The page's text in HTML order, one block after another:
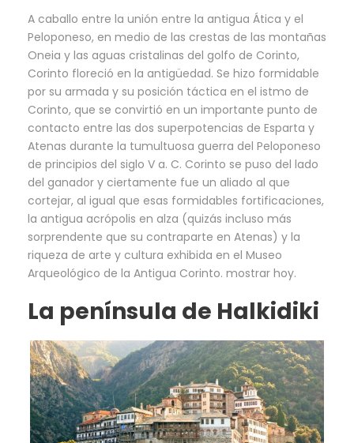
A caballo entre la unión entre la antigua Ática y el
Peloponeso, en medio de las crestas de las montañas
Oneia y las aguas cristalinas del golfo de Corinto,
Corinto floreció en la antigüedad. Se hizo formidable
por su armada y su posición táctica en el istmo de
Corinto, que se convirtió en un importante punto de
contacto entre las dos superpotencias de Esparta y
Atenas durante la tumultuosa guerra del Peloponeso
de principios del siglo V a. C. Corinto se puso del lado
del ganador y ciertamente fue un aliado al que
cortejar, al igual que esas formidables fortificaciones,
la antigua acrópolis en alza (quizás incluso más
sorprendente que su contraparte en Atenas) y la
riqueza de arte y cultura exhibida en el Museo
Arqueológico de la Antigua Corinto. mostrar hoy.
La península de Halkidiki